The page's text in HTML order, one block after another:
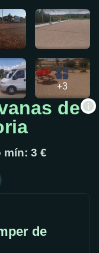
+3
de
mín: 3 €
de